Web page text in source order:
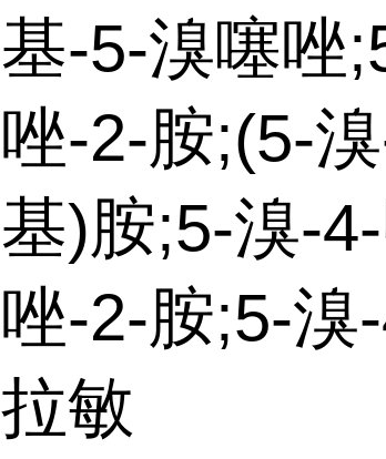
基-5-溴噻唑
唑-2-胺;(5-
基)胺;5-溴-
唑-2-胺;5-溴
拉敏